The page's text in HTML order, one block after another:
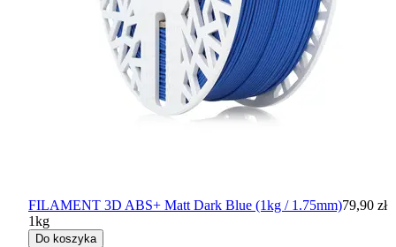
FILAMENT 3D ABS+ Matt Dark Blue (1kg / 1.75mm)79,90 zł
1kg
Do koszyka